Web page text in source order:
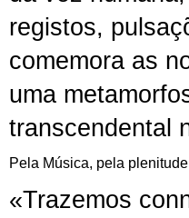
registos,
comemora as
uma
transcendental
Pela Música, pela
«Trazemos